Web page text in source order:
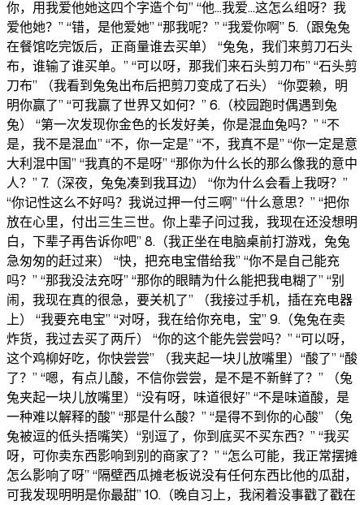
你，用我爱他她这四个字造个句” “他...我爱...这怎么组呀？我
爱他她？” “错，是他爱她” “那我呢？” “我爱你啊” 5.（跟兔兔
在餐馆吃完饭后，正商量谁去买单） “兔兔，我们来剪刀石头
布，谁输了谁买单。” “可以呀，那我们来石头剪刀布” “石头剪
刀布” （我看到兔兔出布后把剪刀变成了石头） “你耍赖，明
明你赢了” “可我赢了世界又如何？” 6.（校园跑时偶遇到兔
兔） “第一次发现你金色的长发好美，你是混血兔吗？” “不
是，我不是混血” “不，你一定是” “不，我真不是” “你一定是意
大利混中国” “我真的不是呀” “那你为什么长的那么像我的意中
人？” 7.（深夜，兔兔凑到我耳边） “你为什么会看上我呀？”
“你记性这么不好吗？我说过押一付三啊” “什么意思？” “把你
放在心里，付出三生三世。你上辈子问过我，我现在还没想明
白，下辈子再告诉你吧” 8.（我正坐在电脑桌前打游戏，兔兔
急匆匆的赶过来） “快，把充电宝借给我” “你不是自己能充
吗？” “那我没法充呀” “那你的眼睛为什么能把我电糊了” “别
闹，我现在真的很急，要关机了” （我接过手机，插在充电器
上） “我要充电宝” “对呀，我在给你充电，宝” 9.（兔兔在卖
炸货，我过去买了两斤） “你的这个能先尝尝吗？” “可以呀，
这个鸡柳好吃，你快尝尝” （我夹起一块儿放嘴里）“酸了” “酸
了？” “嗯，有点儿酸，不信你尝尝，是不是不新鲜了？” （兔
兔夹起一块儿放嘴里）“没有呀，味道很好” “不是味道酸，是
一种难以解释的酸” “那是什么酸？” “是得不到你的心酸” （兔
兔被逗的低头捂嘴笑）“别逗了，你到底买不买东西？” “我买
呀，可你卖东西影响到别的商家了？” “怎么可能，我正常摆摊
怎么影响了呀” “隔壁西瓜摊老板说没有任何东西比他的瓜甜，
可我发现明明是你最甜” 10.（晚自习上，我闲着没事戳了戳在